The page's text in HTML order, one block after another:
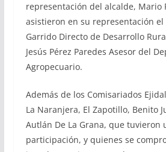
representación del alcalde, Mario
asistieron en su representación el
Garrido Directo de Desarrollo
Jesús Pérez Paredes Asesor del
Agropecuario.
Además de los Comisariados
La Naranjera, El Zapotillo, Benito
Autlán De La Grana, que tuvieron
participación, y quienes se